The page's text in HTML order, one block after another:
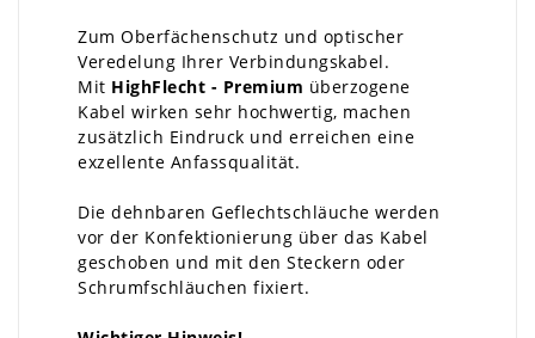
Zum Oberfächenschutz und optischer
Veredelung Ihrer Verbindungskabel.
Mit HighFlecht - Premium überzogene
Kabel wirken sehr hochwertig, machen
zusätzlich Eindruck und erreichen eine
exzellente Anfassqualität.
Die dehnbaren Geflechtschläuche werden
vor der Konfektionierung über das Kabel
geschoben und mit den Steckern oder
Schrumfschläuchen fixiert.